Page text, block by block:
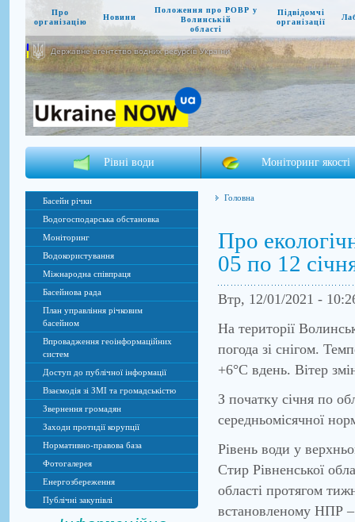
Про
організацію
Новини
Положення про РОВР у
Волинській
області
Підвідомчі
організації
Державне агентство водних ресурсів України
Рівні води Моніторинг якості
Басейн річки
Водогосподарська обстановка
Моніторинг
Водокористування
Міжнародна співпраця
Басейнова рада
План управління річковим
басейном
Впровадження геоінформаційних
систем
Доступ до публічної інформації
Взаємодія зі ЗМІ та громадськістю
Звернення громадян
Заходи протидії корупції
Нормативно-правова база
Фотогалерея
Енергозбереження
Публічні закупівлі
Головна
Про
05 по 12
Втр, 12/01/2021 -
На території
погода зі снігом.
+6°С вдень. Вітер
З початку січня по
середньомісячної
Рівень води у
Стир Рівненської
області протягом
встановленому НПР –